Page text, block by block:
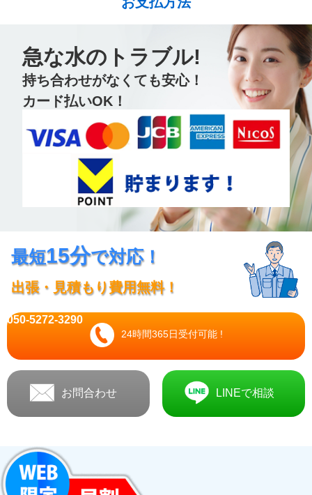
急な水のトラブル!
持ち合わせがなくても安心！
カード払いOK！
最短15分で対応！
出張・見積もり費用無料！
24時間365日受付可能 !
050-5272-3290
お問合わせ LINEで相談